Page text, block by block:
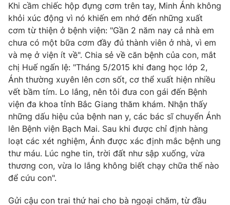
Theo dõi báo trên
Cơ quan chủ quản:
Đài Truyền hình Việt Nam
Cơ quan báo chí: Thời báo VTV
Giấy phép hoạt động báo in và báo điện tử số 483/GP-BTTTT
cấp ngày 29/12/2023
Tổng Biên tập: Vũ Thanh Thủy
Phó Tổng Biên tập:Nguyễn Thị Mỹ Hạnh, Phạm Quốc Thắng,
Nguyễn Trọng Ninh
Tổng đài VTV: 024.38 355 931 - 024.38 355 932
Ðiện thoại Thời báo VTV:024.66 897 897
Email:toasoan@vtv.vn
Liên hệ quảng cáo:
Khi cầm chiếc hộp đựng cơm trên tay, Minh Ánh không
khỏi xúc động vì nó khiến em nhớ đến những xuất
cơm từ thiện ở bệnh viện: "Gần 2 năm nay cả nhà em
chưa có một bữa cơm đầy đủ thành viên ở nhà, vì em
và mẹ ở viện ít về". Chia sẻ về căn bệnh của con, mắt
chị Huế ngấn lệ: "Tháng 5/2015 khi đang học lớp 2,
Ánh thường xuyên lên cơn sốt, cơ thể xuất hiện nhiều
vết bầm tím. Lo lắng, nên tôi đưa con gái đến Bệnh
viện đa khoa tỉnh Bắc Giang thăm khám. Nhận thấy
những dấu hiệu của bệnh nan y, các bác sĩ chuyển Ánh
lên Bệnh viện Bạch Mai. Sau khi được chỉ định hàng
loạt các xét nghiệm, Ánh được xác định mắc bệnh ung
thư máu. Lúc nghe tin, trời đất như sập xuống, vừa
thương con, vừa lo lắng không biết chạy chữa thế nào
để cứu con".
Gửi cậu con trai thứ hai cho bà ngoại chăm, từ đầu